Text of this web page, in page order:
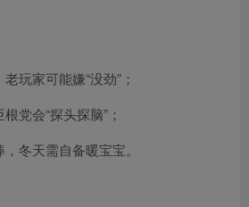
玩家可能嫌“没劲”；
党会“探头探脑”；
冬天需自备暖宝宝。